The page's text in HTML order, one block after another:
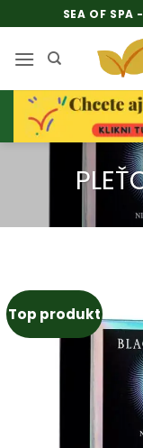
to
content
SEA OF SPA
Top produkt